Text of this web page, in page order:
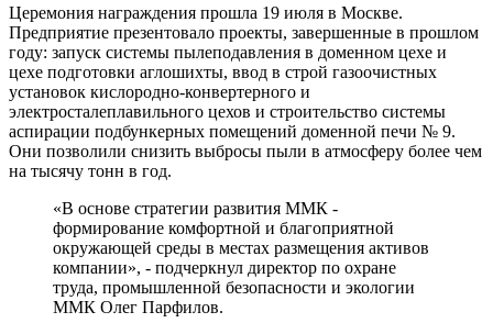
Церемония награждения прошла 19 июля в Москве.
Предприятие презентовало проекты, завершенные в прошлом
году: запуск системы пылеподавления в доменном цехе и
цехе подготовки аглошихты, ввод в строй газоочистных
установок кислородно-конвертерного и
электросталеплавильного цехов и строительство системы
аспирации подбункерных помещений доменной печи № 9.
Они позволили снизить выбросы пыли в атмосферу более чем
на тысячу тонн в год.
«В основе стратегии развития ММК -
формирование комфортной и благоприятной
окружающей среды в местах размещения активов
компании», - подчеркнул директор по охране
труда, промышленной безопасности и экологии
ММК Олег Парфилов.